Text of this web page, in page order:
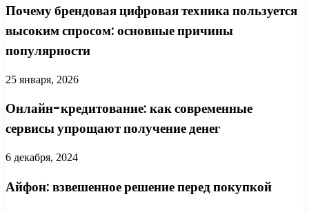
Почему брендовая цифровая техника пользуется
высоким спросом: основные причины
популярности
25 января, 2026
Онлайн-кредитование: как современные
сервисы упрощают получение денег
6 декабря, 2024
Айфон: взвешенное решение перед покупкой